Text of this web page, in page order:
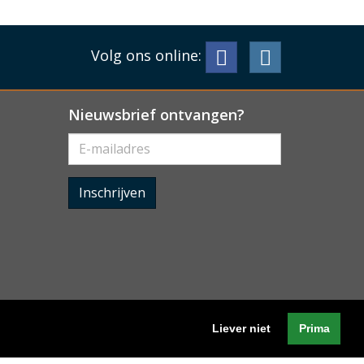
Liever niet Prima
Volg ons online:
Nieuwsbrief ontvangen?
Inschrijven
Privacyverklaring